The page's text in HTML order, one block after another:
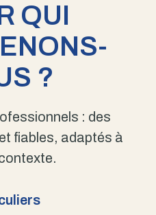
QUI
?
: des
fiables, adaptés à